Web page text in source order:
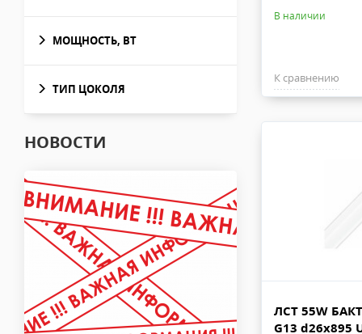
МОЩНОСТЬ, ВТ
ТИП ЦОКОЛЯ
НОВОСТИ
В наличии
К сравнению
ЛСТ 55W
G13 d26x895